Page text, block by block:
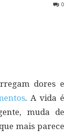
0
dores e
. A vida é
muda de
mais parece